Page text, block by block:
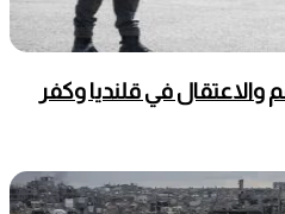
في قلنديا وكفر